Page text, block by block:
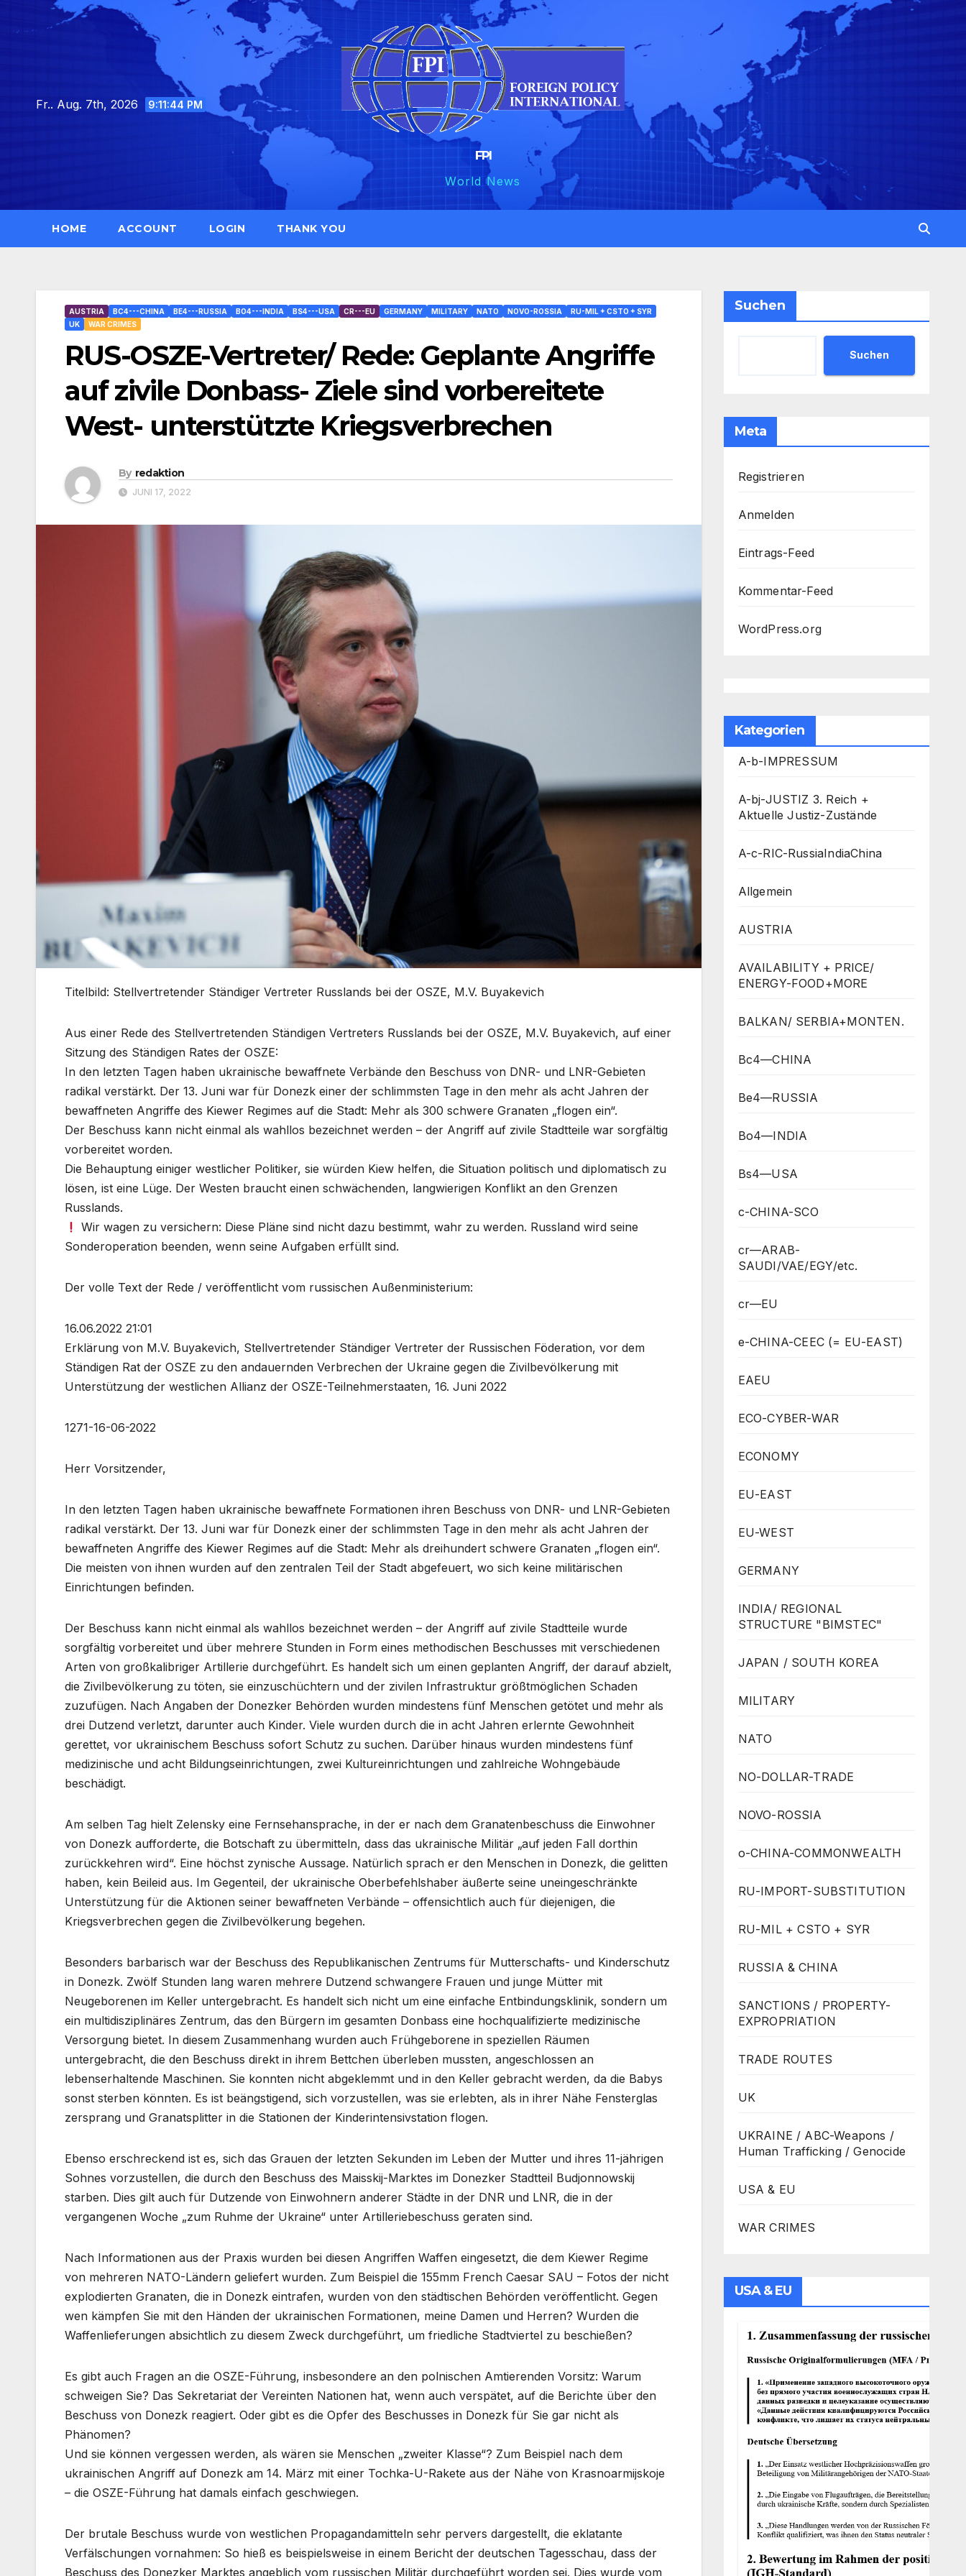
Fr.. Aug. 7th, 2026 9:11:45 PM
FPI
World News
HOME ACCOUNT LOGIN THANK YOU
AUSTRIA BC4---CHINA BE4---RUSSIA BO4---INDIA BS4---USA CR---EU GERMANY MILITARY NATO NOVO-ROSSIA
RU-MIL + CSTO + SYR
UK
WAR CRIMES
RUS-OSZE-Vertreter/ Rede: Geplante Angriffe
auf zivile Donbass- Ziele sind vorbereitete
West- unterstützte Kriegsverbrechen
By redaktion
JUNI 17, 2022
Titelbild: Stellvertretender Ständiger Vertreter Russlands bei der OSZE, M.V. Buyakevich
Aus einer Rede des Stellvertretenden Ständigen Vertreters Russlands bei der OSZE, M.V. Buyakevich, auf einer
Sitzung des Ständigen Rates der OSZE:
In den letzten Tagen haben ukrainische bewaffnete Verbände den Beschuss von DNR- und LNR-Gebieten
radikal verstärkt. Der 13. Juni war für Donezk einer der schlimmsten Tage in den mehr als acht Jahren der
bewaffneten Angriffe des Kiewer Regimes auf die Stadt: Mehr als 300 schwere Granaten „flogen ein“.
Der Beschuss kann nicht einmal als wahllos bezeichnet werden – der Angriff auf zivile Stadtteile war sorgfältig
vorbereitet worden.
Die Behauptung einiger westlicher Politiker, sie würden Kiew helfen, die Situation politisch und diplomatisch zu
lösen, ist eine Lüge. Der Westen braucht einen schwächenden, langwierigen Konflikt an den Grenzen
Russlands.
Wir wagen zu versichern: Diese Pläne sind nicht dazu bestimmt, wahr zu werden. Russland wird seine
Sonderoperation beenden, wenn seine Aufgaben erfüllt sind.
Der volle Text der Rede / veröffentlicht vom russischen Außenministerium:
16.06.2022 21:01
Erklärung von M.V. Buyakevich, Stellvertretender Ständiger Vertreter der Russischen Föderation, vor dem
Ständigen Rat der OSZE zu den andauernden Verbrechen der Ukraine gegen die Zivilbevölkerung mit
Unterstützung der westlichen Allianz der OSZE-Teilnehmerstaaten, 16. Juni 2022
1271-16-06-2022
Herr Vorsitzender,
In den letzten Tagen haben ukrainische bewaffnete Formationen ihren Beschuss von DNR- und LNR-Gebieten
radikal verstärkt. Der 13. Juni war für Donezk einer der schlimmsten Tage in den mehr als acht Jahren der
bewaffneten Angriffe des Kiewer Regimes auf die Stadt: Mehr als dreihundert schwere Granaten „flogen ein“.
Die meisten von ihnen wurden auf den zentralen Teil der Stadt abgefeuert, wo sich keine militärischen
Einrichtungen befinden.
Der Beschuss kann nicht einmal als wahllos bezeichnet werden – der Angriff auf zivile Stadtteile wurde
sorgfältig vorbereitet und über mehrere Stunden in Form eines methodischen Beschusses mit verschiedenen
Arten von großkalibriger Artillerie durchgeführt. Es handelt sich um einen geplanten Angriff, der darauf abzielt,
die Zivilbevölkerung zu töten, sie einzuschüchtern und der zivilen Infrastruktur größtmöglichen Schaden
zuzufügen. Nach Angaben der Donezker Behörden wurden mindestens fünf Menschen getötet und mehr als
drei Dutzend verletzt, darunter auch Kinder. Viele wurden durch die in acht Jahren erlernte Gewohnheit
gerettet, vor ukrainischem Beschuss sofort Schutz zu suchen. Darüber hinaus wurden mindestens fünf
medizinische und acht Bildungseinrichtungen, zwei Kultureinrichtungen und zahlreiche Wohngebäude
beschädigt.
Am selben Tag hielt Zelensky eine Fernsehansprache, in der er nach dem Granatenbeschuss die Einwohner
von Donezk aufforderte, die Botschaft zu übermitteln, dass das ukrainische Militär „auf jeden Fall dorthin
zurückkehren wird“. Eine höchst zynische Aussage. Natürlich sprach er den Menschen in Donezk, die gelitten
haben, kein Beileid aus. Im Gegenteil, der ukrainische Oberbefehlshaber äußerte seine uneingeschränkte
Unterstützung für die Aktionen seiner bewaffneten Verbände – offensichtlich auch für diejenigen, die
Kriegsverbrechen gegen die Zivilbevölkerung begehen.
Besonders barbarisch war der Beschuss des Republikanischen Zentrums für Mutterschafts- und Kinderschutz
in Donezk. Zwölf Stunden lang waren mehrere Dutzend schwangere Frauen und junge Mütter mit
Neugeborenen im Keller untergebracht. Es handelt sich nicht um eine einfache Entbindungsklinik, sondern um
ein multidisziplinäres Zentrum, das den Bürgern im gesamten Donbass eine hochqualifizierte medizinische
Versorgung bietet. In diesem Zusammenhang wurden auch Frühgeborene in speziellen Räumen
untergebracht, die den Beschuss direkt in ihrem Bettchen überleben mussten, angeschlossen an
lebenserhaltende Maschinen. Sie konnten nicht abgeklemmt und in den Keller gebracht werden, da die Babys
sonst sterben könnten. Es ist beängstigend, sich vorzustellen, was sie erlebten, als in ihrer Nähe Fensterglas
zersprang und Granatsplitter in die Stationen der Kinderintensivstation flogen.
Ebenso erschreckend ist es, sich das Grauen der letzten Sekunden im Leben der Mutter und ihres 11-jährigen
Sohnes vorzustellen, die durch den Beschuss des Maisskij-Marktes im Donezker Stadtteil Budjonnowskij
starben. Dies gilt auch für Dutzende von Einwohnern anderer Städte in der DNR und LNR, die in der
vergangenen Woche „zum Ruhme der Ukraine“ unter Artilleriebeschuss geraten sind.
Nach Informationen aus der Praxis wurden bei diesen Angriffen Waffen eingesetzt, die dem Kiewer Regime
von mehreren NATO-Ländern geliefert wurden. Zum Beispiel die 155mm French Caesar SAU – Fotos der nicht
explodierten Granaten, die in Donezk eintrafen, wurden von den städtischen Behörden veröffentlicht. Gegen
wen kämpfen Sie mit den Händen der ukrainischen Formationen, meine Damen und Herren? Wurden die
Waffenlieferungen absichtlich zu diesem Zweck durchgeführt, um friedliche Stadtviertel zu beschießen?
Es gibt auch Fragen an die OSZE-Führung, insbesondere an den polnischen Amtierenden Vorsitz: Warum
schweigen Sie? Das Sekretariat der Vereinten Nationen hat, wenn auch verspätet, auf die Berichte über den
Beschuss von Donezk reagiert. Oder gibt es die Opfer des Beschusses in Donezk für Sie gar nicht als
Phänomen?
Und sie können vergessen werden, als wären sie Menschen „zweiter Klasse“? Zum Beispiel nach dem
ukrainischen Angriff auf Donezk am 14. März mit einer Tochka-U-Rakete aus der Nähe von Krasnoarmijskoje
– die OSZE-Führung hat damals einfach geschwiegen.
Der brutale Beschuss wurde von westlichen Propagandamitteln sehr pervers dargestellt, die eklatante
Verfälschungen vornahmen: So hieß es beispielsweise in einem Bericht der deutschen Tagesschau, dass der
Beschuss des Donezker Marktes angeblich vom russischen Militär durchgeführt worden sei. Dies wurde vom
Suchen
Suchen
Meta
Registrieren
Anmelden
Eintrags-Feed
Kommentar-Feed
WordPress.org
Kategorien
A-b-IMPRESSUM
A-bj-JUSTIZ 3. Reich +
Aktuelle Justiz-Zustände
A-c-RIC-RussiaIndiaChina
Allgemein
AUSTRIA
AVAILABILITY + PRICE/
ENERGY-FOOD+MORE
BALKAN/ SERBIA+MONTEN.
Bc4—CHINA
Be4—RUSSIA
Bo4—INDIA
Bs4—USA
c-CHINA-SCO
cr—ARAB-
SAUDI/VAE/EGY/etc.
cr—EU
e-CHINA-CEEC (= EU-EAST)
EAEU
ECO-CYBER-WAR
ECONOMY
EU-EAST
EU-WEST
GERMANY
INDIA/ REGIONAL
STRUCTURE "BIMSTEC"
JAPAN / SOUTH KOREA
MILITARY
NATO
NO-DOLLAR-TRADE
NOVO-ROSSIA
o-CHINA-COMMONWEALTH
RU-IMPORT-SUBSTITUTION
RU-MIL + CSTO + SYR
RUSSIA & CHINA
SANCTIONS / PROPERTY-
EXPROPRIATION
TRADE ROUTES
UK
UKRAINE / ABC-Weapons /
Human Trafficking / Genocide
USA & EU
WAR CRIMES
USA & EU